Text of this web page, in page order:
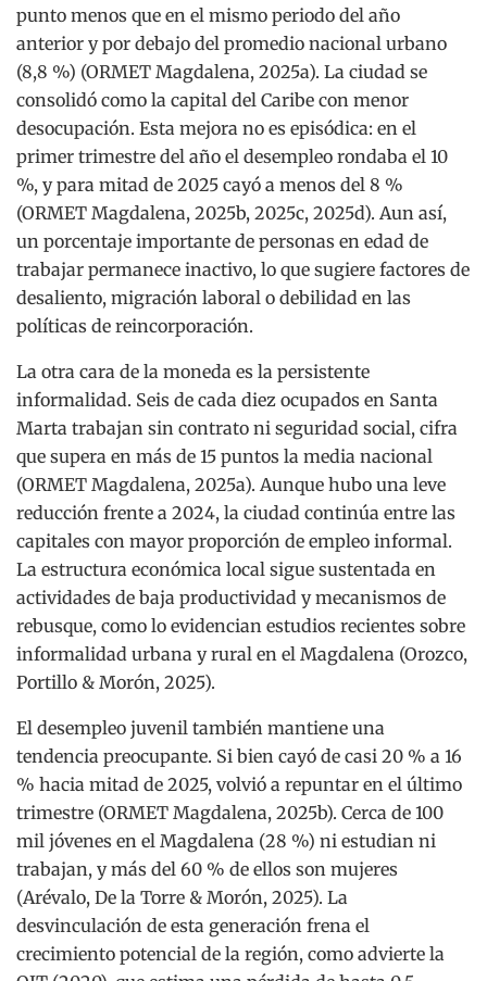
punto menos que en el mismo periodo del año
anterior y por debajo del promedio nacional urbano
(8,8 %) (ORMET Magdalena, 2025a). La ciudad se
consolidó como la capital del Caribe con menor
desocupación. Esta mejora no es episódica: en el
primer trimestre del año el desempleo rondaba el 10
%, y para mitad de 2025 cayó a menos del 8 %
(ORMET Magdalena, 2025b, 2025c, 2025d). Aun así,
un porcentaje importante de personas en edad de
trabajar permanece inactivo, lo que sugiere factores de
desaliento, migración laboral o debilidad en las
políticas de reincorporación.
La otra cara de la moneda es la persistente
informalidad. Seis de cada diez ocupados en Santa
Marta trabajan sin contrato ni seguridad social, cifra
que supera en más de 15 puntos la media nacional
(ORMET Magdalena, 2025a). Aunque hubo una leve
reducción frente a 2024, la ciudad continúa entre las
capitales con mayor proporción de empleo informal.
La estructura económica local sigue sustentada en
actividades de baja productividad y mecanismos de
rebusque, como lo evidencian estudios recientes sobre
informalidad urbana y rural en el Magdalena (Orozco,
Portillo & Morón, 2025).
El desempleo juvenil también mantiene una
tendencia preocupante. Si bien cayó de casi 20 % a 16
% hacia mitad de 2025, volvió a repuntar en el último
trimestre (ORMET Magdalena, 2025b). Cerca de 100
mil jóvenes en el Magdalena (28 %) ni estudian ni
trabajan, y más del 60 % de ellos son mujeres
(Arévalo, De la Torre & Morón, 2025). La
desvinculación de esta generación frena el
crecimiento potencial de la región, como advierte la